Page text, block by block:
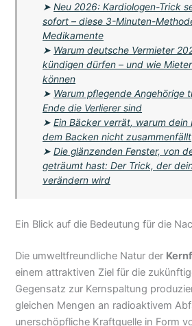
➤Neu 2026: Kardiologen-Trick
sofort – diese 3-Minuten-
Medikamente
➤ Warum deutsche Vermieter
kündigen dürfen – und wie
können
➤ Warum pflegende Angehörige
Ende die Verlierer sind
➤Ein Bäcker verrät, warum dein
dem Backen nicht zusammenfällt
➤Die glänzenden Fenster, von
geträumt hast: Der Trick, der
verändern wird
Ein Blick auf die Bedeutung für die
Die umweltfreundliche Natur der
einem attraktiven Ziel für die
Gegensatz zur Kernspaltung
gleichen Mengen an radioaktivem
unerschöpfliche Kraftquelle in Form